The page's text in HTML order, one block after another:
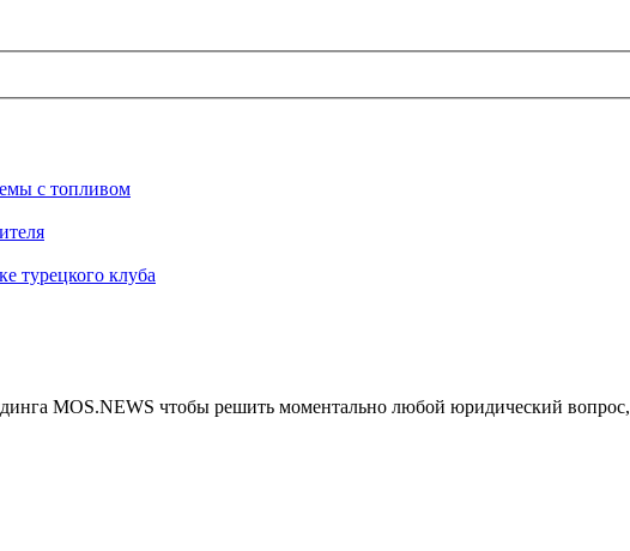
с топливом
турецкого клуба
MOS.NEWS чтобы решить моментально любой юридический вопрос,